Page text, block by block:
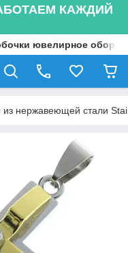
КАЖДИЙ
ювелирное
из нержавеющей стали